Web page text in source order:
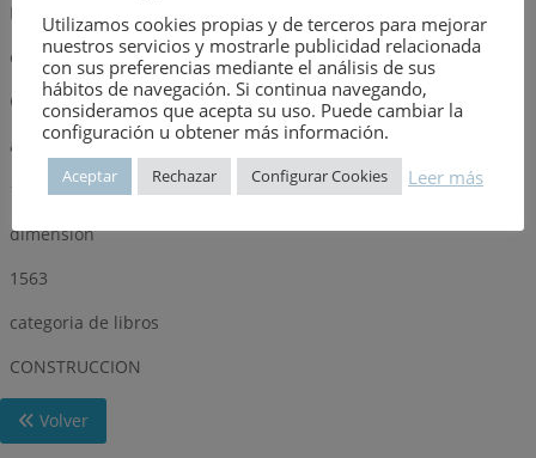
EDWARD ALLEN
editorial
GUSTAVO GILI (GG)
año
1978
dimensión
1563
categoria de libros
CONSTRUCCION
Volver
Utilizamos cookies propias y de terceros para mejorar
nuestros servicios y mostrarle publicidad relacionada
con sus preferencias mediante el análisis de sus
hábitos de navegación. Si continua navegando,
consideramos que acepta su uso. Puede cambiar la
configuración u obtener más información.
Aceptar Rechazar Configurar Cookies Leer más